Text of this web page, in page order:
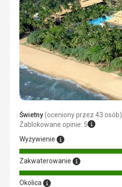
Świetny(oceniony przez 43 osób)
Zablokowane opinie: 5
Wyżywienie
Zakwaterowanie
Okolica